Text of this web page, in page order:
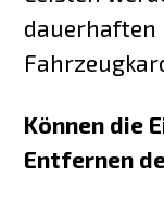
dauerhaften
Können die
Entfernen